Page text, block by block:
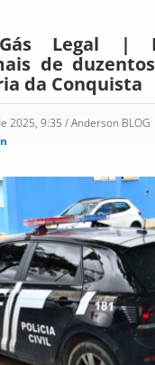
Gás Legal |
de
da Conquista
2025, 9:35 / Anderson BLOG